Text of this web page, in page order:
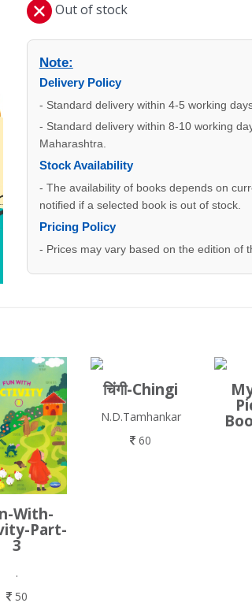
Out of stock
Note:
Delivery Policy
- Standard delivery within 4-5 working
- Standard delivery within 8-10 working
Maharashtra.
Stock Availability
- The availability of books depends on
notified if a selected book is out of stock.
Pricing Policy
- Prices may vary based on the edition of
With-
Part-
3
.
50
चिंगी-Chingi
N.D.Tamhankar
60